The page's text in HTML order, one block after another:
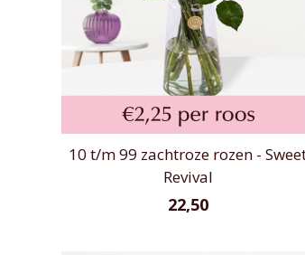
10 t/m 99 zachtroze rozen -
Revival
22,50